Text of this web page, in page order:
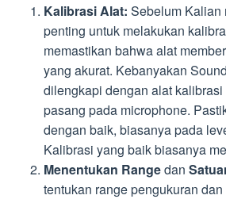
Kalibrasi Alat: Sebelum Kalian
penting untuk melakukan
memastikan bahwa alat
yang akurat. Kebanyakan
dilengkapi dengan alat
pasang pada microphone.
dengan baik, biasanya pada
Kalibrasi yang baik biasanya
Menentukan Rangedan
tentukan range pengukuran